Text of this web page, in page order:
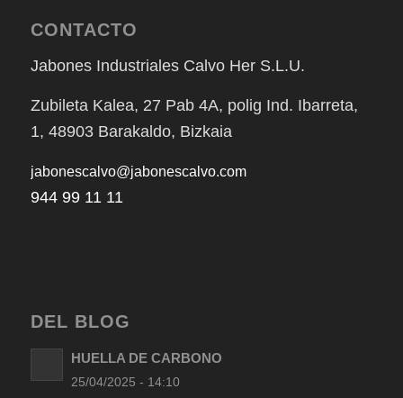
CONTACTO
Jabones Industriales Calvo Her S.L.U.
Zubileta Kalea, 27 Pab 4A, polig Ind. Ibarreta,
1, 48903 Barakaldo, Bizkaia
jabonescalvo@jabonescalvo.com
944 99 11 11
DEL BLOG
HUELLA DE CARBONO
25/04/2025 - 14:10